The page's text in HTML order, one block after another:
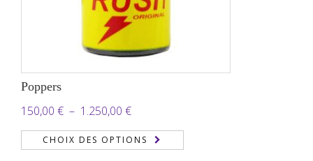
Poppers
150,00 € – 1.250,00 €Plage
de
prix :
CHOIX DES OPTIONS